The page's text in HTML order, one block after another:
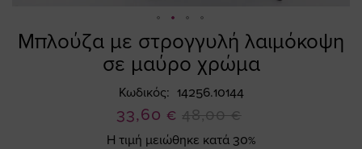
Μπλούζα με στρογγυλή λαιμόκοψη
σε μαύρο χρώμα
Κωδικός 14256.10144
Ειδική
Τιμή
33,60 € 48,00 €
Η τιμή μειώθηκε κατά 30%
Skip